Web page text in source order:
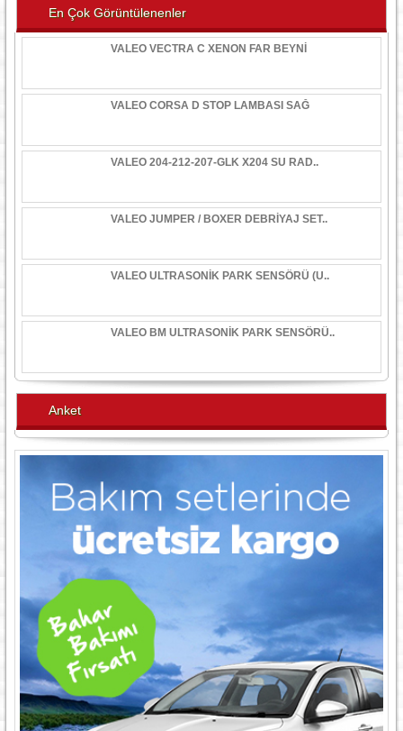
En Çok Görüntülenenler
VALEO VECTRA C XENON FAR BEYNİ
VALEO CORSA D STOP LAMBASI SAĞ
VALEO 204-212-207-GLK X204 SU RAD..
VALEO JUMPER / BOXER DEBRİYAJ SET..
VALEO ULTRASONİK PARK SENSÖRÜ (U..
VALEO BM ULTRASONİK PARK SENSÖRÜ..
Anket